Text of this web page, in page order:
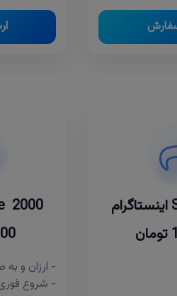
2000 Share اینستاگرام
- ارزان و به
- شروع